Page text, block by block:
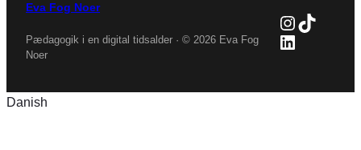
Eva Fog Noer
Pædagogik i en digital tidsalder · © 2026 Eva Fog
Noer
TikTok
LinkedIn
Danish